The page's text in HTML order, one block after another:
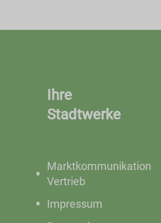
Ihre
Stadtwerke
Marktkommunikation
Vertrieb
Impressum